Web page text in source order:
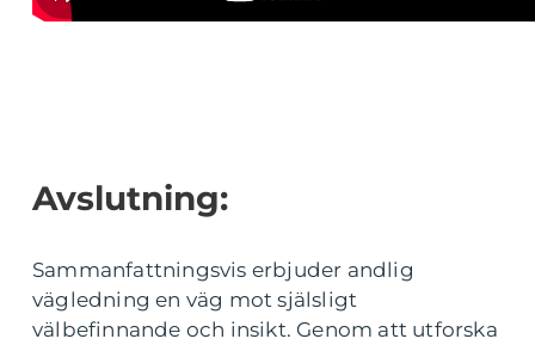
Avslutning:
Sammanfattningsvis erbjuder andlig
vägledning en väg mot själsligt
välbefinnande och insikt. Genom att utforska